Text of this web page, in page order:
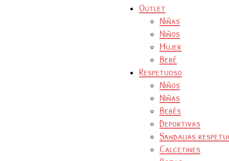
Outlet
Niñas
Niños
Mujer
Bebé
Respetuoso
Niños
Niñas
Bebés
Deportivas
Sandalias
Calcetines